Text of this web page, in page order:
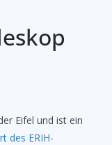
Eifel und ist ein
des ERIH-